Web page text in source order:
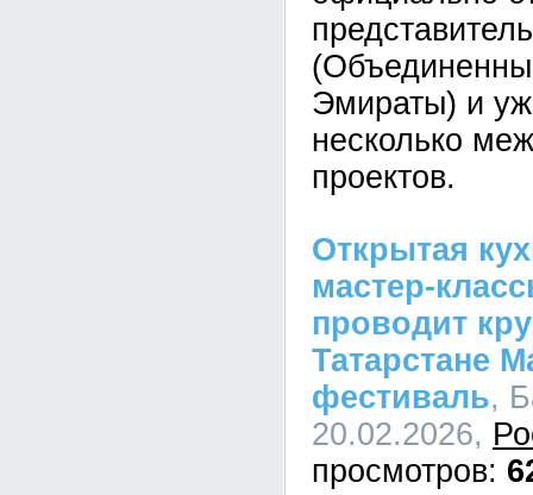
Эмираты) и
несколько
проектов.
Открытая
мастер-
проводит
Татарстане
фестиваль,
20.02.2026,